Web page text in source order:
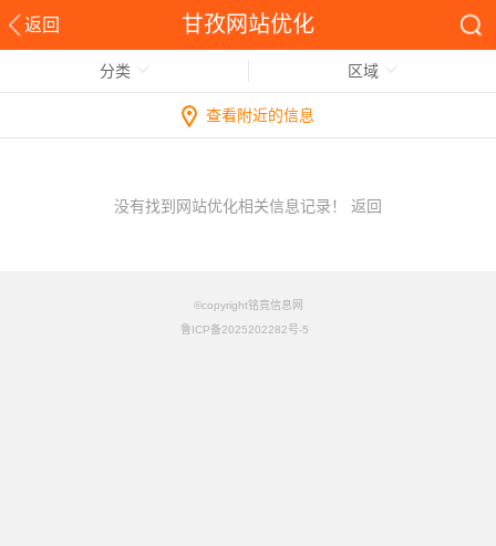
返回 甘孜网站优化
分类 区域
查看附近的信息
没有找到网站优化相关信息记录！ 返回
©copyright铭竟信息网
鲁ICP备2025202282号-5